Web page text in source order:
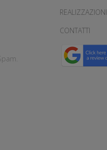
REALIZZAZIONI
CONTATTI